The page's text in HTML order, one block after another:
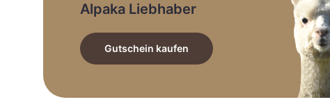
Alpaka Liebhaber
Gutschein kaufen